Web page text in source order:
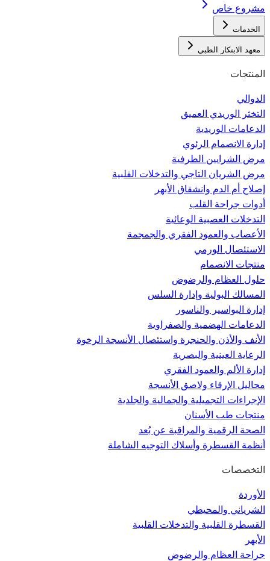
مشروع خاص
الخدمات
معهد الابتكار الطبي
المنتجات
الدوالي
التخثر الوريدي العميق
الدعامات الوريدية
إدارة الانصمام الرئوي
مرض الشرايين الطرفية
مرض الشريان التاجي والتدخلات القلبية
إصلاح أم الدم وانشقاق الأبهر
أدوات جراحة القلب
التدخلات العصبية الوعائية
الأعصاب والعمود الفقري والجمجمة
الاستئصال الورمي
منتجات الانصمام
حلول العظام والرضوض
المسالك البولية وإدارة السلس
إدارة البواسير والناسور
الدعامات الهضمية والصفراوية
الأنف والأذن والحنجرة واستئصال الأنسجة الرخوة
الرعاية العينية والبصرية
إدارة الألم والعمود الفقري
محاليل الإرقاء ولاصق الأنسجة
الإجراءات التجميلية والجمالية والجلدية
منتجات طب الأسنان
الصحة الرقمية والمراقبة عن بُعد
أنظمة القسطرة وأسلاك التوجيه الشاملة
التخصصات
الأوردة
الشرياني والمحيطي
القسطرة القلبية والتدخلات القلبية
الأبهر
جراحة العظام والرضوض